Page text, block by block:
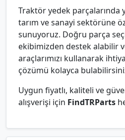
Traktör yedek parçalarında
tarım ve sanayi sektörüne
sunuyoruz. Doğru parça
ekibimizden destek alabilir
araçlarımızı kullanarak
çözümü kolayca
Uygun fiyatlı, kaliteli ve
alışverişi için FindTRParts